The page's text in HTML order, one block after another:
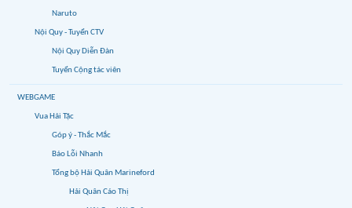
Naruto
Nội Quy - Tuyển CTV
Nội Quy Diễn Đàn
Tuyển Cộng tác viên
WEBGAME
Vua Hải Tặc
Góp ý - Thắc Mắc
Báo Lỗi Nhanh
Tổng bộ Hải Quân Marineford
Hải Quân Cáo Thị